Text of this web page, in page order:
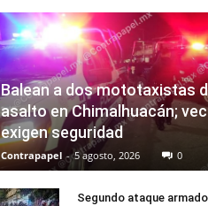
Balean a dos mototaxistas
asalto en Chimalhuacán;
exigen seguridad
Contrapapel - 5 agosto, 2026 0
Segundo ataque